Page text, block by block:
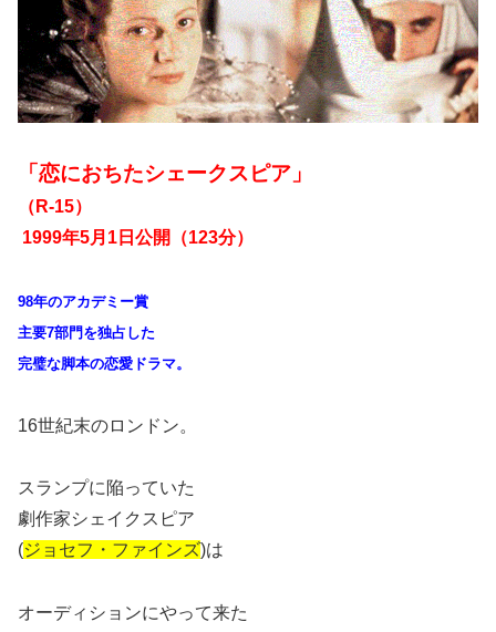
「恋におちたシェークスピア」
（R-15）
1999年5月1日公開（123分）
98年のアカデミー賞
主要7部門を独占した
完璧な脚本の恋愛ドラマ。
16世紀末のロンドン。
スランプに陥っていた
劇作家シェイクスピア
(ジョセフ・ファインズ)は
オーディションにやって来た